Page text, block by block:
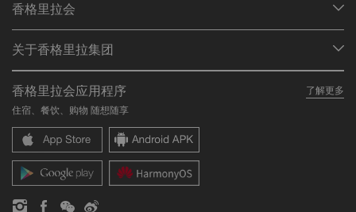
查找预订
餐厅与酒吧
香格里拉会
加入香格里拉会
常见问题
联络我们
关于香格里拉集团
我们的酒店品牌
香格里拉中心
香格里拉公寓
联系方式
职业发展
企业社会责任
新闻稿
香格里拉会应用程序
了解更多
住宿、餐饮、购物 随想随享